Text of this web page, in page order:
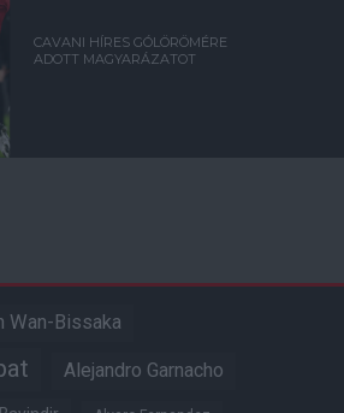
CAVANI HÍRES GÓLÖRÖMÉRE
ADOTT MAGYARÁZATOT
Wan-Bissaka
Alejandro Garnacho